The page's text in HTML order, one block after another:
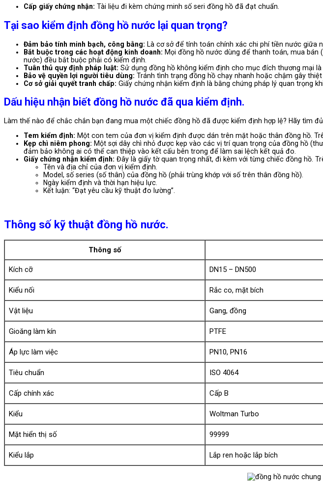
Cấp giấy chứng nhận: Tài liệu đi kèm chứng minh số seri đồng hồ đã đạt chuẩn.
Tại sao kiểm định đồng hồ nước lại quan trọng?
Đảm bảo tính minh bạch, công bằng: Là cơ sở để tính toán chính xác chi phí tiền nước giữa
Bắt buộc trong các hoạt động kinh doanh: Mọi đồng hồ nước dùng để thanh toán, mua
nước) đều bắt buộc phải có kiểm định.
Tuân thủ quy định pháp luật: Sử dụng đồng hồ không kiểm định cho mục đích thương mại
Bảo vệ quyền lợi người tiêu dùng: Tránh tình trạng đồng hồ chạy nhanh hoặc chậm gây
Cơ sở giải quyết tranh chấp: Giấy chứng nhận kiểm định là bằng chứng pháp lý quan trọng
Dấu hiệu nhận biết đồng hồ nước đã qua kiểm định.
Làm thế nào để chắc chắn bạn đang mua một chiếc đồng hồ đã được kiểm định hợp lệ? Hãy tìm
Tem kiểm định: Một con tem của đơn vị kiểm định được dán trên mặt hoặc thân đồng hồ.
Kẹp chì niêm phong: Một sợi dây chì nhỏ được kẹp vào các vị trí quan trọng của đồng hồ
đảm bảo không ai có thể can thiệp vào kết cấu bên trong để làm sai lệch kết quả đo.
Giấy chứng nhận kiểm định: Đây là giấy tờ quan trọng nhất, đi kèm với từng chiếc đồng hồ.
Tên và địa chỉ của đơn vị kiểm định.
Model, số series (số thân) của đồng hồ (phải trùng khớp với số trên thân đồng hồ).
Ngày kiểm định và thời hạn hiệu lực.
Kết luận: “Đạt yêu cầu kỹ thuật đo lường”.
Thông số kỹ thuật đồng hồ nước.
Thông số
Kích cỡ DN15 – DN500
Kiểu nối Rắc co, mặt bích
Vật liệu Gang, đồng
Gioăng làm kín PTFE
Áp lực làm việc PN10, PN16
Tiêu chuẩn ISO 4064
Cấp chính xác Cấp B
Kiểu Woltman Turbo
Mặt hiển thị số 99999
Kiểu lắp Lắp ren hoặc lắp bích